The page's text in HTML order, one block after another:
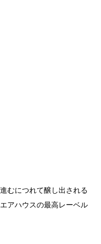
むにつれて醸し出される
アハウスの最高レーベル